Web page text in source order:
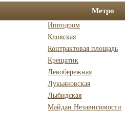
Метро
Ипподром
Кловская
Контрактовая площадь
Крещатик
Левобережная
Лукьяновская
Лыбидская
Майдан Независимости